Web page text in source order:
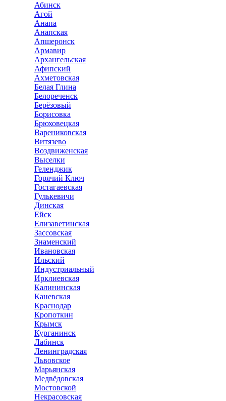
Абинск
Агой
Анапа
Анапская
Апшеронск
Армавир
Архангельская
Афипский
Ахметовская
Белая Глина
Белореченск
Берёзовый
Борисовка
Брюховецкая
Варениковская
Витязево
Воздвиженская
Выселки
Геленджик
Горячий Ключ
Гостагаевская
Гулькевичи
Динская
Ейск
Елизаветинская
Зассовская
Знаменский
Ивановская
Ильский
Индустриальный
Ирклиевская
Калининская
Каневская
Краснодар
Кропоткин
Крымск
Курганинск
Лабинск
Ленинградская
Львовское
Марьянская
Медвёдовская
Мостовской
Некрасовская